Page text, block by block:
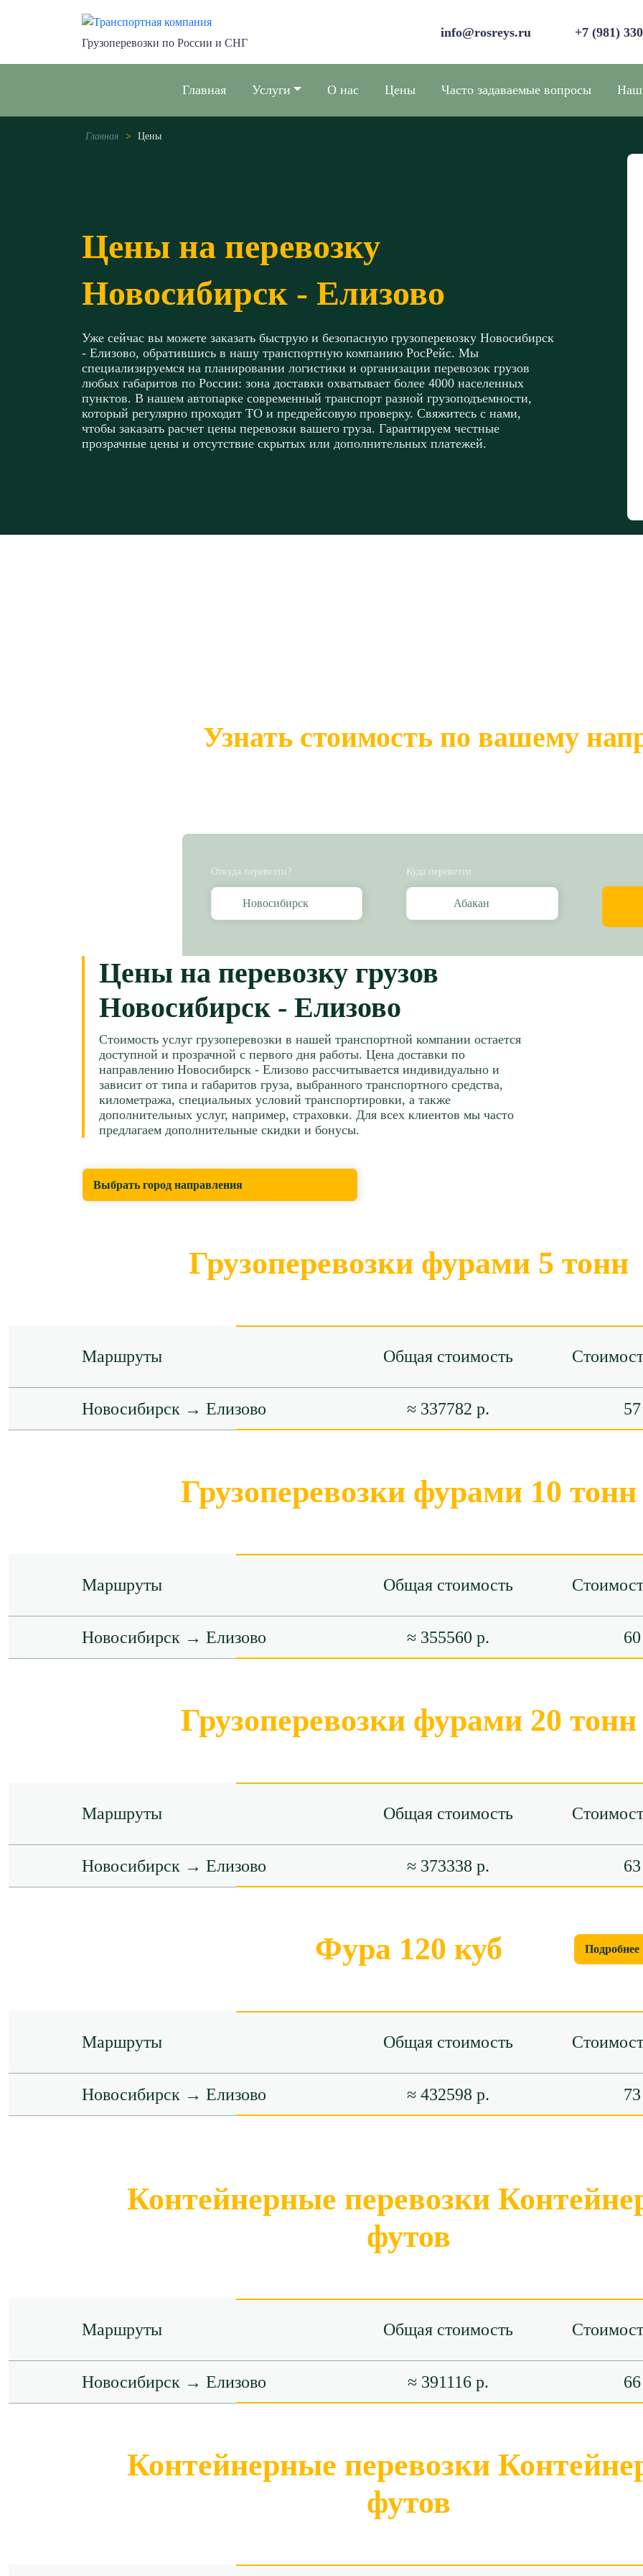
Грузоперевозки по России и СНГ
info@rosreys.ru +7 (981)
Главная Услуги О нас Цены Часто задаваемые вопросы Наш
Главная > Цены
Цены на перевозку
Новосибирск - Елизово
Уже сейчас вы можете заказать быструю и безопасную грузоперевозку Новосибирск
- Елизово, обратившись в нашу транспортную компанию РосРейс. Мы
специализируемся на планировании логистики и организации перевозок грузов
любых габаритов по России: зона доставки охватывает более 4000 населенных
пунктов. В нашем автопарке современный транспорт разной грузоподъемности,
который регулярно проходит ТО и предрейсовую проверку. Свяжитесь с нами,
чтобы заказать расчет цены перевозки вашего груза. Гарантируем честные
прозрачные цены и отсутствие скрытых или дополнительных платежей.
Узнать стоимость по вашему
Откуда перевезти?
Новосибирск
Куда перевезти
Абакан
Цены на перевозку грузов
Новосибирск - Елизово
Стоимость услуг грузоперевозки в нашей транспортной компании остается
доступной и прозрачной с первого дня работы. Цена доставки по
направлению Новосибирск - Елизово рассчитывается индивидуально и
зависит от типа и габаритов груза, выбранного транспортного средства,
километража, специальных условий транспортировки, а также
дополнительных услуг, например, страховки. Для всех клиентов мы часто
предлагаем дополнительные скидки и бонусы.
Выбрать город направления
Грузоперевозки фурами 5 тонн
Маршруты Общая стоимость
Новосибирск → Елизово ≈ 337782 р.
Грузоперевозки фурами 10 тонн
Маршруты Общая стоимость
Новосибирск → Елизово ≈ 355560 р.
Грузоперевозки фурами 20 тонн
Маршруты Общая стоимость
Новосибирск → Елизово ≈ 373338 р.
Фура 120 куб Подробнее
Маршруты Общая стоимость
Новосибирск → Елизово ≈ 432598 р.
Контейнерные перевозки
футов
Маршруты Общая стоимость
Новосибирск → Елизово ≈ 391116 р.
Контейнерные перевозки
футов